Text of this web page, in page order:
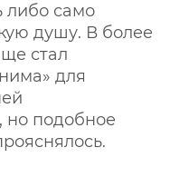
либо само
душу. В более
стал
для
но подобное